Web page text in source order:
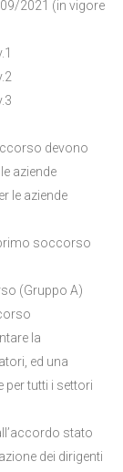
2021 (in vigore
devono
aziende
le aziende
soccorso
(Gruppo A)
la
ed una
per tutti i settori
stato
dei dirigenti